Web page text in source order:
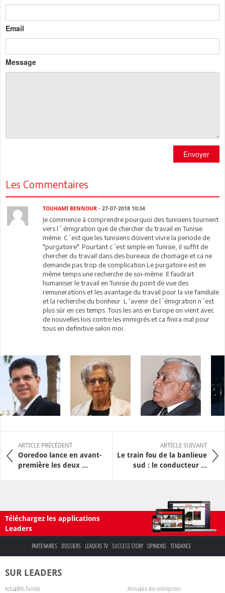
Email
Message
Envoyer
Les Commentaires
TOUHAMI BENNOUR - 27-07-2018 10:34
Je commence á comprendre pourquoi des tunisiens tournent
vers l´ émigration que de chercher du travail en Tunisie
même. C´est que les tunisiens doivent vivre la periode de
"purgatoire". Pourtant c´est simple en Tunisie, il suffit de
chercher du travail dans des bureaux de chomage et ca ne
demande pas trop de complication.Le purgatoire est en
même temps une recherche de soi-même. Il faudrait
humaniser le travail en Tunisie du point de vue des
remunerations et les avantage du travail pour la vie familiale
et la recherche du bonheur. L´avenir de l´émigration n´est
plus sûr en ces temps. Tous les ans en Europe on vient avec
de nouvelles lois contre les immigrés et ca finira mal pour
tous en definitive selon moi..
ARTICLE PRÉCÉDENT
Ooredoo lance en avant-
première les deux ...
ARTICLE SUIVANT
Le train fou de la banlieue
sud : le conducteur ...
Téléchargez les applications
Leaders
PARTENAIRES DOSSIERS LEADERS TV SUCCESS STORY OPINIONS TENDANCE
SUR LEADERS
Actualités Tunisie
Annuaire des entreprises